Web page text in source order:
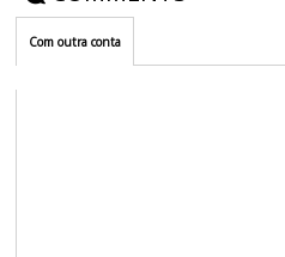
Com outra conta